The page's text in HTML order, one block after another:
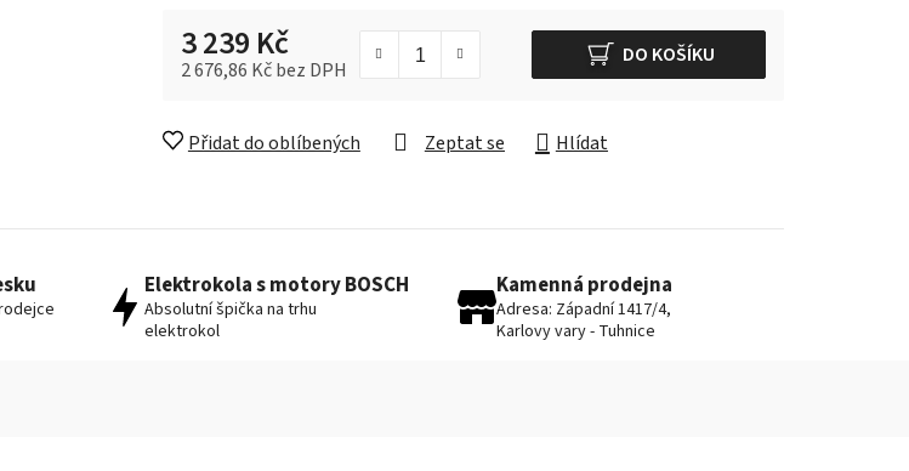
3 239 Kč
2 676,86 Kč bez DPH
DO KOŠÍKU
Zeptat se Hlídat
Přidat do oblíbených
Elektrokola s motory BOSCH
Absolutní špička na trhu
elektrokol
Kamenná prodejna
Adresa: Západní 1417/4,
Karlovy vary - Tuhnice